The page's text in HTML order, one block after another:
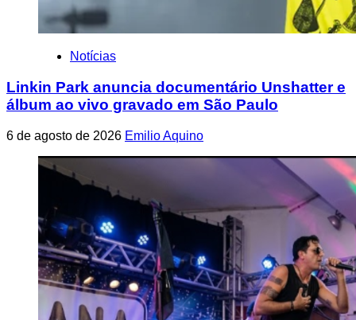
Notícias
Linkin Park anuncia documentário Unshatter e
álbum ao vivo gravado em São Paulo
6 de agosto de 2026 Emilio Aquino